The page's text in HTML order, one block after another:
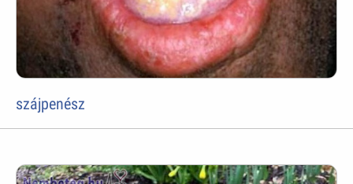
szájpenész